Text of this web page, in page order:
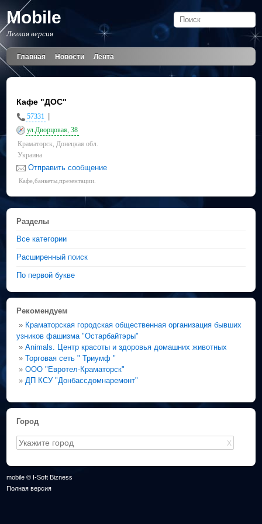
Mobile
Легкая версия
Главная Новости Лента
Кафе "ДОС"
57331
ул.Дворцовая, 38
Краматорск, Донецкая обл.
Украина
Отправить сообщение
Кафе,банкеты,презентации.
Разделы
Все категории
Расширенный поиск
По первой букве
Рекомендуем
» Краматорская городская общественная организация бывших
узников фашизма "Остарбайтэры"
»Animals. Центр красоты и здоровья домашних животных
»Торговая сеть " Триумф "
»ООО "Евротел-Краматорск"
» ДП КСУ "Донбассдомнаремонт"
Город
X
mobile © I-Soft Bizness
Полная версия